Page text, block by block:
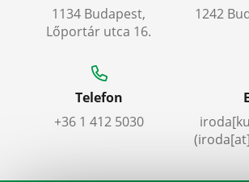
1134 Budapest,
Lőportár utca 16.
1242
Telefon
+36 1 412 5030
iroda